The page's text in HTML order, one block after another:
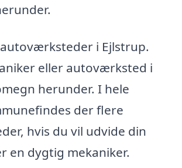
i Ejlstrup.
eller autoværksted i
herunder. I hele
der flere
hvis du vil udvide din
en dygtig mekaniker.